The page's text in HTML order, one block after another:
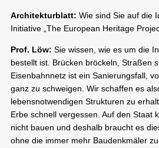
Architekturblatt: Wie sind Sie auf die
Initiative „The European Heritage
Prof. Löw: Sie wissen, wie es um die
bestellt ist. Brücken bröckeln, Straßen
Eisenbahnnetz ist ein Sanierungsfall,
ganz zu schweigen. Wir schaffen es
lebensnotwendigen Strukturen zu
Erbe schnell vergessen. Auf den Staat
nicht bauen und deshalb braucht es
ohne die immer mehr Baudenkmäler